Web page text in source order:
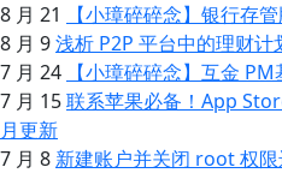
8 月 21
【小璋碎碎念】银行存
8 月 9浅析 P2P 平台中的理财计
7 月 24
【小璋碎碎念】互金
7 月 15联系苹果必备！App
月更新
7 月 8 新建账户并关闭 root 权